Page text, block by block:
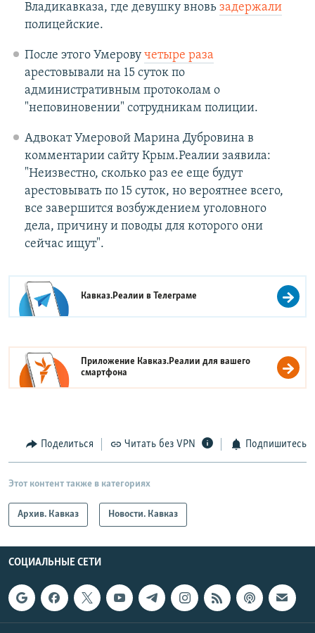
Владикавказа, где девушку вновь задержали
полицейские.
После этого Умерову четыре раза
арестовывали на 15 суток по
административным протоколам о
"неповиновении" сотрудникам полиции.
Адвокат Умеровой Марина Дубровина в
комментарии сайту Крым.Реалии заявила:
"Неизвестно, сколько раз ее еще будут
арестовывать по 15 суток, но вероятнее всего,
все завершится возбуждением уголовного
дела, причину и поводы для которого они
сейчас ищут".
Кавказ.Реалии вТелеграме
Приложение Кавказ.Реалии для вашего
смартфона
Поделиться Читать без VPN Подпишитесь
Этот контент также в категориях
Архив. Кавказ Новости. Кавказ
СОЦИАЛЬНЫЕ СЕТИ